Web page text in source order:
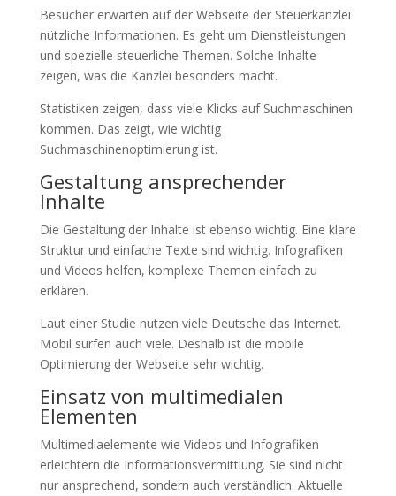
Besucher erwarten auf der Webseite der Steuerkanzlei
nützliche Informationen. Es geht um Dienstleistungen
und spezielle steuerliche Themen. Solche Inhalte
zeigen, was die Kanzlei besonders macht.
Statistiken zeigen, dass viele Klicks auf Suchmaschinen
kommen. Das zeigt, wie wichtig
Suchmaschinenoptimierung ist.
Gestaltung ansprechender
Inhalte
Die Gestaltung der Inhalte ist ebenso wichtig. Eine klare
Struktur und einfache Texte sind wichtig. Infografiken
und Videos helfen, komplexe Themen einfach zu
erklären.
Laut einer Studie nutzen viele Deutsche das Internet.
Mobil surfen auch viele. Deshalb ist die mobile
Optimierung der Webseite sehr wichtig.
Einsatz von multimedialen
Elementen
Multimediaelemente wie Videos und Infografiken
erleichtern die Informationsvermittlung. Sie sind nicht
nur ansprechend, sondern auch verständlich. Aktuelle